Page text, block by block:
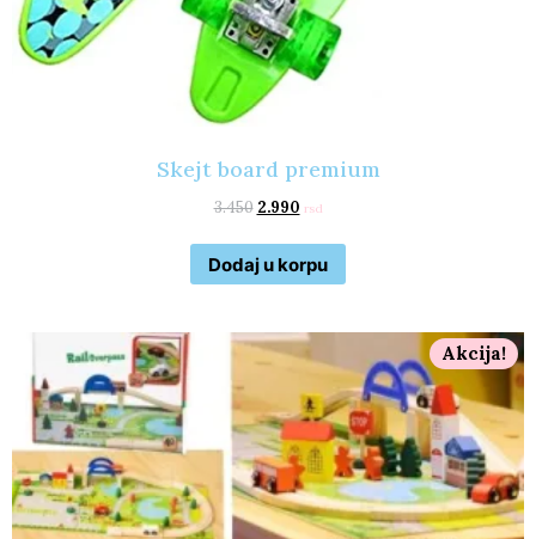
Skejt board premium
3.450 2.990 rsd
Dodaj u korpu
Akcija!